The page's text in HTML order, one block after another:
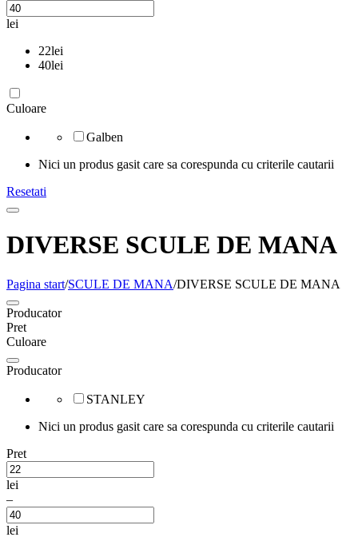
lei
22lei
40lei
Culoare
Galben
Nici un produs gasit care sa corespunda cu criterile cautarii
Resetati
DIVERSE SCULE DE MANA
Pagina start/SCULE DE MANA/DIVERSE SCULE DE MANA
Producator
Pret
Culoare
Producator
STANLEY
Nici un produs gasit care sa corespunda cu criterile cautarii
Pret
lei
–
lei